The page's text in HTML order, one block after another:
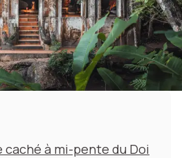
caché à mi-pente du Doi